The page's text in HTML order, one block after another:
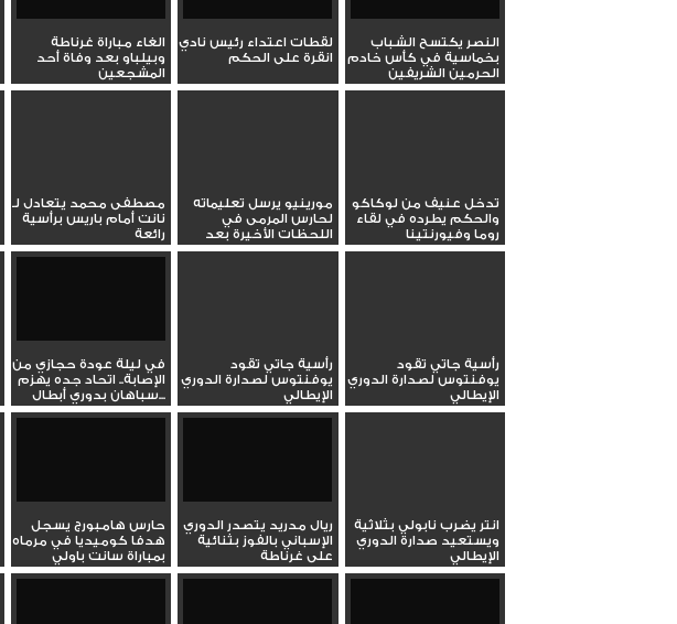
النصر يكتسح الشباب
بخماسية في كأس خادم
الحرمين الشريفين
لقطات اعتداء رئيس نادي
انقرة على الحكم
الغاء مباراة غرناطة
وبيلباو بعد وفاة أحد
المشجعين
تدخل عنيف من لوكاكو
والحكم يطرده في لقاء
روما وفيورنتينا
مورينيو يرسل تعليماته
لحارس المرمى في
اللحظات الأخيرة بعد
طرد...
مصطفى محمد يتعادل لـ
نانت أمام باريس برأسية
رائعة
رأسية جاتي تقود
يوفنتوس لصدارة الدوري
الإيطالي
رأسية جاتي تقود
يوفنتوس لصدارة الدوري
الإيطالي
في ليلة عودة حجازي من
الإصابة.. اتحاد جده يهزم
سباهان بدوري أبطال...
انتر يضرب نابولي بثلاثية
ويستعيد صدارة الدوري
الإيطالي
ريال مدريد يتصدر الدوري
الإسباني بالفوز بثنائية
على غرناطة
حارس هامبورج يسجل
هدفا كوميديا في مرماه
بمباراة سانت باولي